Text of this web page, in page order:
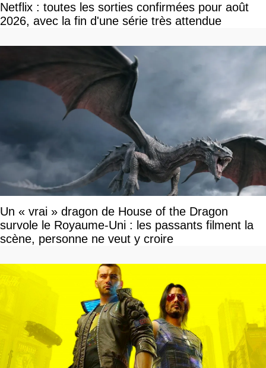
Netflix : toutes les sorties confirmées pour août
2026, avec la fin d'une série très attendue
Un « vrai » dragon de House of the Dragon
survole le Royaume-Uni : les passants filment la
scène, personne ne veut y croire